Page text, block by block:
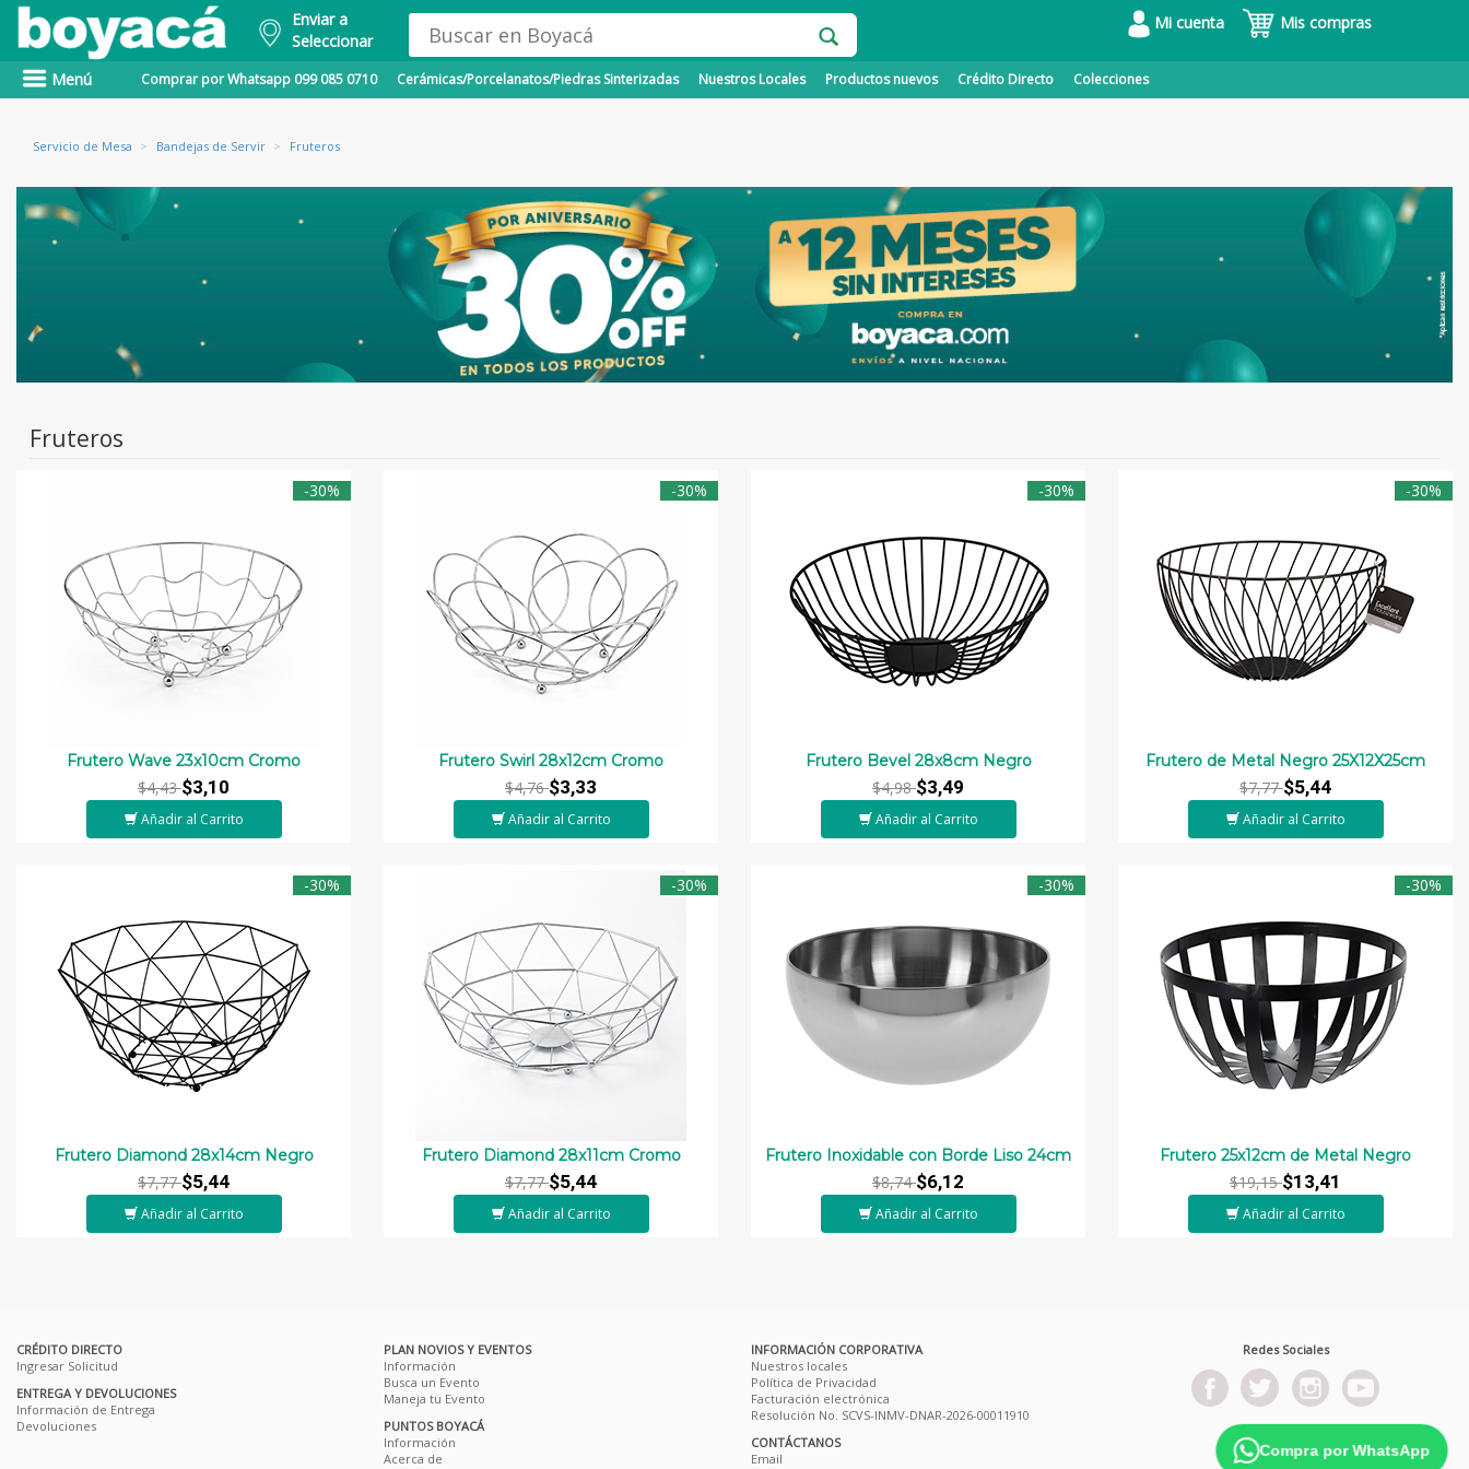
Enviar a
Seleccionar
Mi cuenta Mis compras
Menú Comprar por Whatsapp 099 085 0710 Cerámicas/Porcelanatos/Piedras Sinterizadas Nuestros Locales Productos nuevos Crédito Directo Colecciones
Servicio de Mesa > Bandejas de Servir > Fruteros
Fruteros
-30%
Frutero Wave 23x10cm Cromo
$4,43$3,10
Añadir al Carrito
-30%
Frutero Swirl 28x12cm Cromo
$4,76$3,33
Añadir al Carrito
-30%
Frutero Bevel 28x8cm Negro
$4,98$3,49
Añadir al Carrito
-30%
Frutero de Metal Negro 25X12X25cm
$7,77$5,44
Añadir al Carrito
-30%
Frutero Diamond 28x14cm Negro
$7,77$5,44
Añadir al Carrito
-30%
Frutero Diamond 28x11cm Cromo
$7,77$5,44
Añadir al Carrito
-30%
Frutero Inoxidable con Borde Liso 24cm
$8,74$6,12
Añadir al Carrito
-30%
Frutero 25x12cm de Metal Negro
$19,15$13,41
Añadir al Carrito
CRÉDITO DIRECTO
Ingresar Solicitud
ENTREGA Y DEVOLUCIONES
Información de Entrega
Devoluciones
PLAN NOVIOS Y EVENTOS
Información
Busca un Evento
Maneja tu Evento
PUNTOS BOYACÁ
Información
Acerca de
INFORMACIÓN CORPORATIVA
Nuestros locales
Política de Privacidad
Facturación electrónica
Resolución No. SCVS-INMV-DNAR-2026-00011910
CONTÁCTANOS
Email
Redes Sociales
Compra por WhatsApp